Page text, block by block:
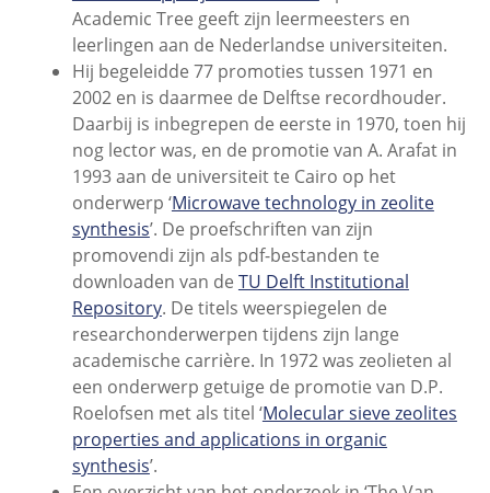
Academic Tree geeft zijn leermeesters en
leerlingen aan de Nederlandse universiteiten.
Hij begeleidde 77 promoties tussen 1971 en
2002 en is daarmee de Delftse recordhouder.
Daarbij is inbegrepen de eerste in 1970, toen hij
nog lector was, en de promotie van A. Arafat in
1993 aan de universiteit te Cairo op het
onderwerp ‘Microwave technology in zeolite
synthesis’. De proefschriften van zijn
promovendi zijn als pdf-bestanden te
downloaden van de TU Delft Institutional
Repository. De titels weerspiegelen de
researchonderwerpen tijdens zijn lange
academische carrière. In 1972 was zeolieten al
een onderwerp getuige de promotie van D.P.
Roelofsen met als titel ‘Molecular sieve zeolites
properties and applications in organic
synthesis’.